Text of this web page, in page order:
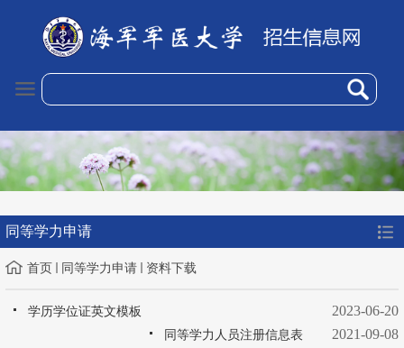
同等学力申请
首页 同等学力申请 资料下载
学历学位证英文模板 2023-06-20
同等学力人员注册信息表 2021-09-08